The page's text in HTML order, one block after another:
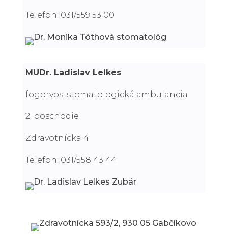
Telefon: 031/559 53 00
MUDr. Ladislav Lelkes
fogorvos, stomatologická ambulancia
2. poschodie
Zdravotnícka 4
Telefon: 031/558 43 44